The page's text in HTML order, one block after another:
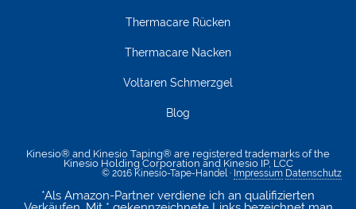
Thermacare Rücken
Thermacare Nacken
Voltaren Schmerzgel
Blog
Kinesio® and Kinesio Taping® are registered trademarks of the
Kinesio Holding Corporation and Kinesio IP, LCC
© 2016 Kinesio-Tape-Handel · Impressum Datenschutz
*Als Amazon-Partner verdiene ich an qualifizierten